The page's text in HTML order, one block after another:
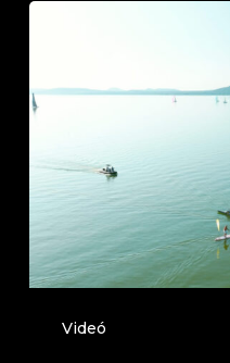
Videó
Team
Kaáli
Kékszalagon
N3:
Földvár
felé